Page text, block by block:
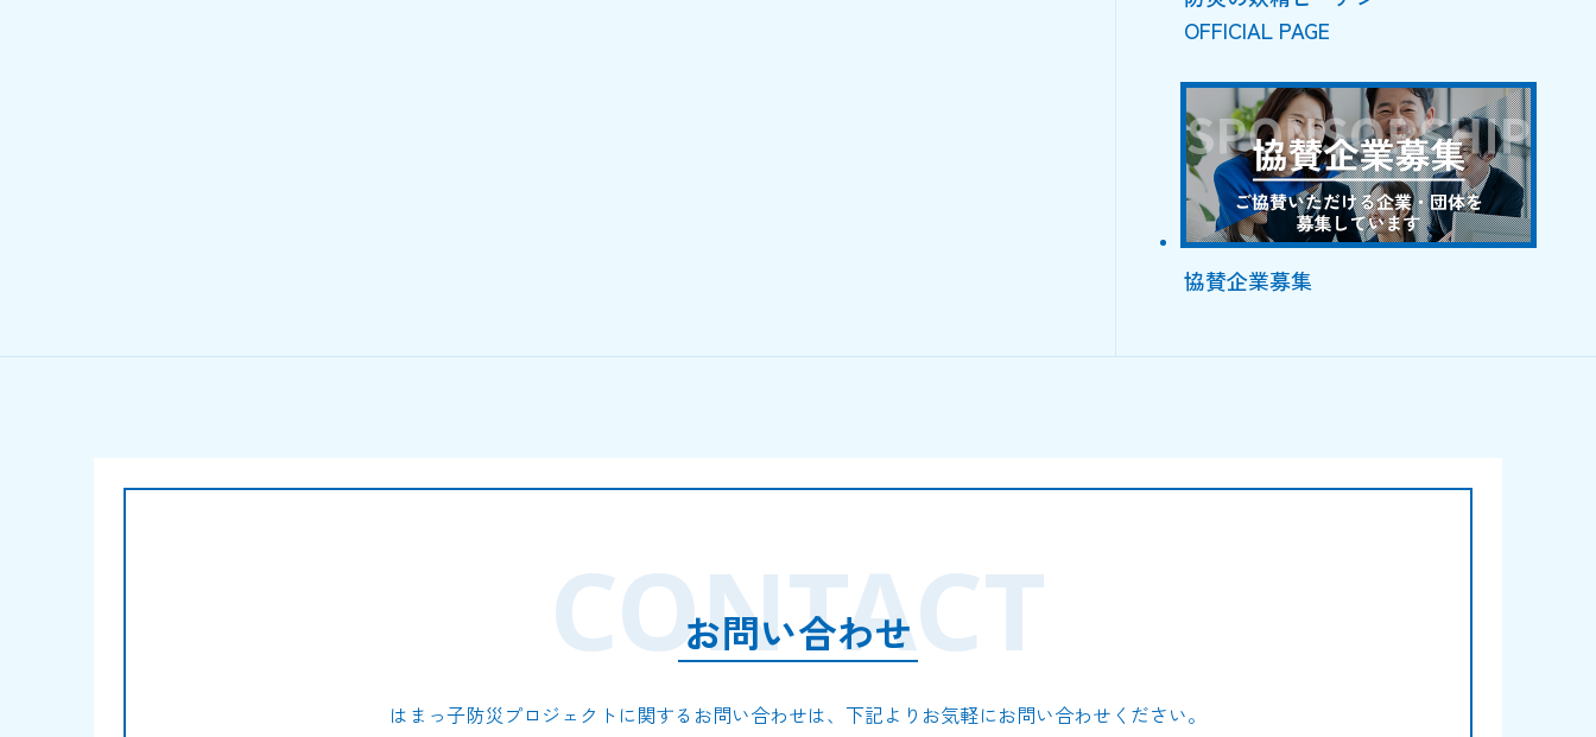
OFFICIAL PAGE
協賛企業募集
お問い合わせ
CONTACT
はまっ子防災プロジェクトに関するお問い合わせは、下記よりお気軽にお問い合わせください。